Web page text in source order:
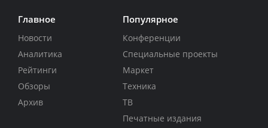
Главное
Новости
Аналитика
Рейтинги
Обзоры
Архив
Популярное
Конференции
Специальные проекты
Маркет
Техника
ТВ
Печатные издания